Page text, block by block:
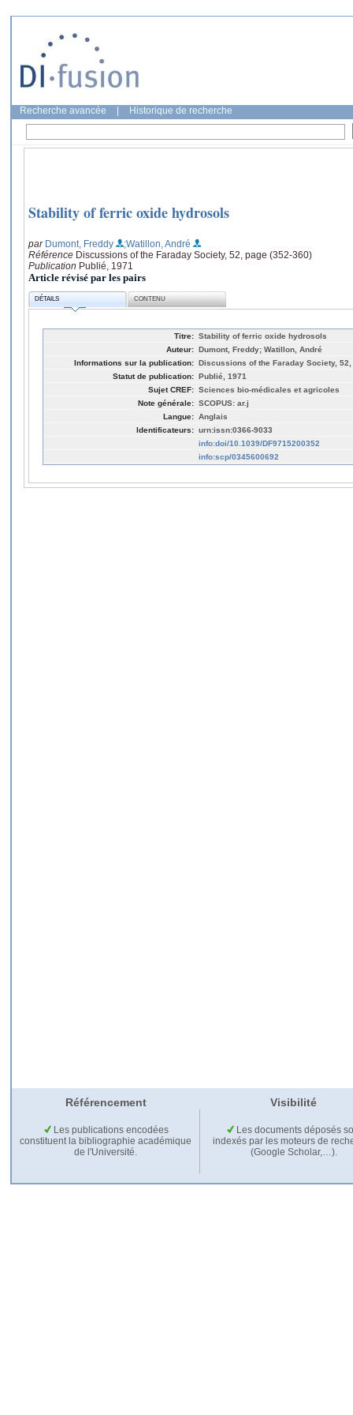
Recherche avancée Historique de recherche
Stability of ferric oxide hydrosols
par Dumont, Freddy
;Watillon, André
Référence Discussions of the Faraday Society, 52, page (352-360)
Publication Publié, 1971
Article révisé par les pairs
DÉTAILS CONTENU
Titre: Stability of ferric oxide hydrosols
Auteur: Dumont, Freddy; Watillon, André
Informations sur la publication: Discussions of the Faraday Society, 52,
Statut de publication: Publié, 1971
Sujet CREF: Sciences bio-médicales et agricoles
Note générale: SCOPUS: ar.j
Langue: Anglais
Identificateurs: urn:issn:0366-9033
info:doi/10.1039/DF9715200352
info:scp/0345600692
Référencement Visibilité
Les publications encodées
constituent la bibliographie académique
de l'Université.
Les documents déposés
indexés par les moteurs de
(Google Scholar,…).